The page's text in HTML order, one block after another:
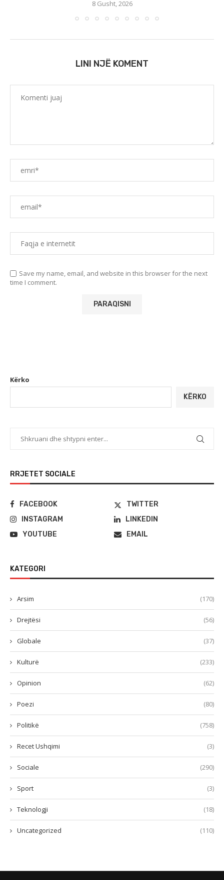
8 Gusht, 2026
LINI NJË KOMENT
Save my name, email, and website in this browser for the next
time I comment.
Kërko
KËRKO
RRJETET SOCIALE
FACEBOOK
TWITTER
INSTAGRAM
LINKEDIN
YOUTUBE
EMAIL
KATEGORI
Arsim (170)
Drejtësi (56)
Globale (37)
Kulturë (233)
Opinion (62)
Poezi (80)
Politikë (758)
Recet Ushqimi (3)
Sociale (290)
Sport (3)
Teknologji (18)
Uncategorized (110)